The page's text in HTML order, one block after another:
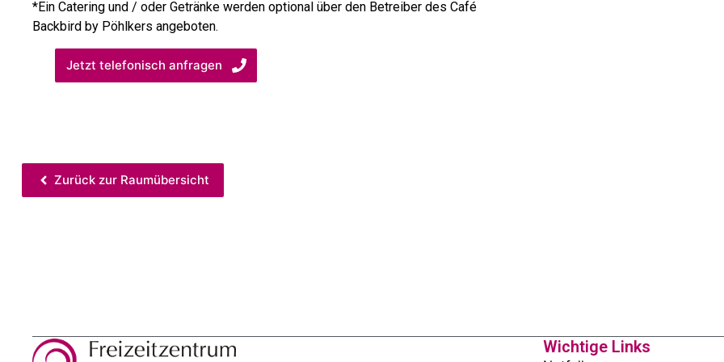
*Ein Catering und / oder Getränke werden optional über den Betreiber des Café
Backbird by Pöhlkers angeboten.
Jetzt telefonisch anfragen
Zurück zur Raumübersicht
Wichtige Links